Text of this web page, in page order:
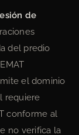
de
del predio
el dominio
requiere
conforme al
no verifica la